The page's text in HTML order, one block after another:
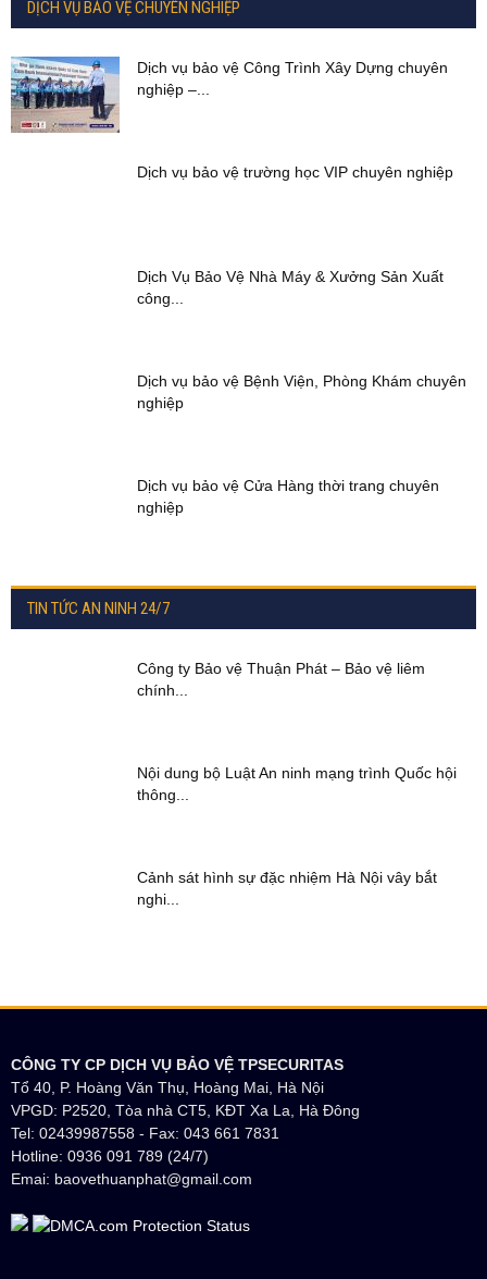
DỊCH VỤ BẢO VỆ CHUYÊN NGHIỆP
Dịch vụ bảo vệ Công Trình Xây Dựng chuyên
nghiệp –...
Dịch vụ bảo vệ trường học VIP chuyên nghiệp
Dịch Vụ Bảo Vệ Nhà Máy & Xưởng Sản Xuất
công...
Dịch vụ bảo vệ Bệnh Viện, Phòng Khám chuyên
nghiệp
Dịch vụ bảo vệ Cửa Hàng thời trang chuyên
nghiệp
TIN TỨC AN NINH 24/7
Công ty Bảo vệ Thuận Phát – Bảo vệ liêm
chính...
Nội dung bộ Luật An ninh mạng trình Quốc hội
thông...
Cảnh sát hình sự đặc nhiệm Hà Nội vây bắt
nghi...
CÔNG TY CP DỊCH VỤ BẢO VỆ TPSECURITAS
Tổ 40, P. Hoàng Văn Thụ, Hoàng Mai, Hà Nội
VPGD: P2520, Tòa nhà CT5, KĐT Xa La, Hà Đông
Tel: 02439987558 - Fax: 043 661 7831
Hotline: 0936 091 789 (24/7)
Emai: baovethuanphat@gmail.com